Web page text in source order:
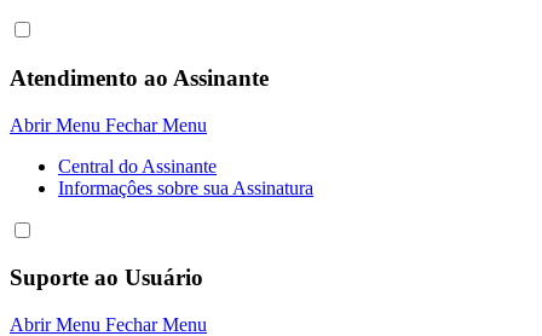
Atendimento ao Assinante
Abrir Menu Fechar Menu
Central do Assinante
Informaçôes sobre sua Assinatura
Suporte ao Usuário
Abrir Menu Fechar Menu